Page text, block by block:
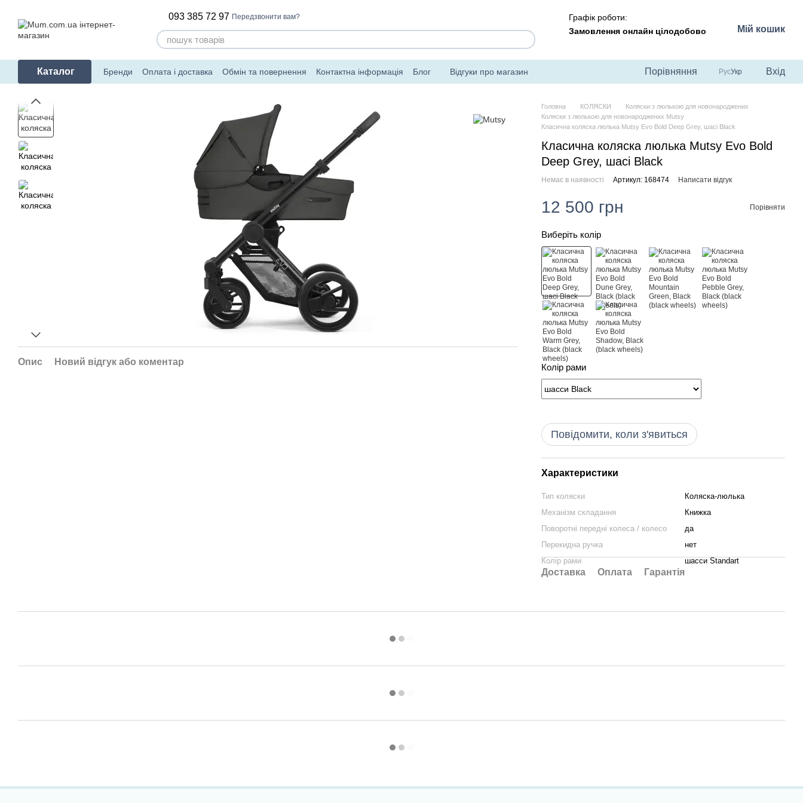
093 385 72 97 Передзвонити вам?
Графік роботи:
Замовлення онлайн цілодобово
Мій кошик
Каталог Бренди Оплата і доставка Обмін та повернення Контактна інформація Блог Відгуки про магазин Порівняння РусУкр Вхід
Опис Новий відгук або коментар
Головна КОЛЯСКИ
Коляски з люлькою для новонароджених
Коляски з люлькою для новонароджених Mutsy
Класична коляска люлька Mutsy Evo Bold Deep Grey, шасі Black
Класична коляска люлька Mutsy Evo Bold
Deep Grey, шасі Black
Немає в наявності Артикул: 168474 Написати відгук
12 500 грн Порівняти
Виберіть колір
Колір рами
Повідомити, коли з'явиться
Характеристики
Тип коляски
Коляска-люлька
Механізм складання
Книжка
Поворотні передні колеса / колесо
да
Перекидна ручка
нет
Колір рами
шасси Standart
Доставка Оплата Гарантія